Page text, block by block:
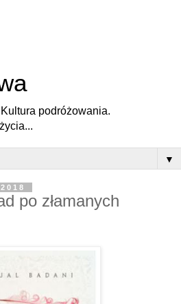
podróżowania.
▼
po złamanych